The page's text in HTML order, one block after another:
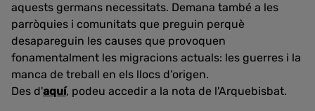
aquests germans necessitats. Demana també a les
parròquies i comunitats que preguin perquè
desapareguin les causes que provoquen
fonamentalment les migracions actuals: les guerres i la
manca de treball en els llocs d’origen.
Des d'aquí, podeu accedir a la nota de l'Arquebisbat.